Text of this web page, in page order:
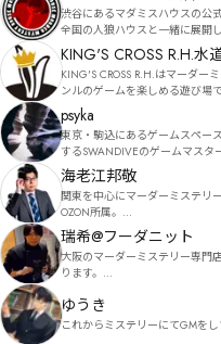
改編加筆シナリオ:玉座の闇(オー
ムービー制作、演出追加)
年輪(加筆)
薄暮の咲い聲(加筆、エピローグ
い。
渋谷にあるマダミスハウスの公式
全国の人狼ハウスと一緒に展開し
また、マダミスハウスが管理す
ます。
KING'S CROSS R.H.水
KING'S CROSS R.H.はマーダー
ンルのゲームを楽しめる遊び場で
マーダーミステリー専門店
psyka
東京・駒込にあるゲームスペー
するSWANDIVEのゲームマスタ
をメインに全国出張対応していま
海老江邦敬
関東を中心にマーダーミステリ
OZON所属。
東京都内にいくつか使用可能な
相談ください)
マーダーミステリー取扱店との
(ゲームショップとど)
ゲームのご紹介や大会実況、MC
うお仕事と並行して活動してい
瑞希@フーダニット
大阪のマーダーミステリー専門
ります。
を心掛けて参ります。
ゆうき
これからミステリーにてGMをし